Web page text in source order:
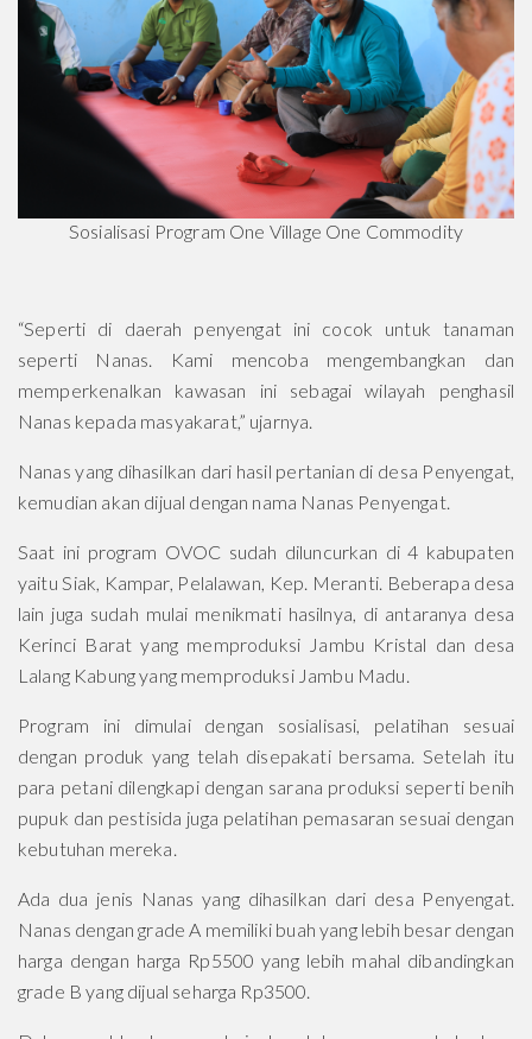
Sosialisasi Program One Village One Commodity
“Seperti di daerah penyengat ini cocok untuk tanaman
seperti Nanas. Kami mencoba mengembangkan dan
memperkenalkan kawasan ini sebagai wilayah penghasil
Nanas kepada masyakarat,” ujarnya.
Nanas yang dihasilkan dari hasil pertanian di desa Penyengat,
kemudian akan dijual dengan nama Nanas Penyengat.
Saat ini program OVOC sudah diluncurkan di 4 kabupaten
yaitu Siak, Kampar, Pelalawan, Kep. Meranti. Beberapa desa
lain juga sudah mulai menikmati hasilnya, di antaranya desa
Kerinci Barat yang memproduksi Jambu Kristal dan desa
Lalang Kabung yang memproduksi Jambu Madu.
Program ini dimulai dengan sosialisasi, pelatihan sesuai
dengan produk yang telah disepakati bersama. Setelah itu
para petani dilengkapi dengan sarana produksi seperti benih
pupuk dan pestisida juga pelatihan pemasaran sesuai dengan
kebutuhan mereka.
Ada dua jenis Nanas yang dihasilkan dari desa Penyengat.
Nanas dengan grade A memiliki buah yang lebih besar dengan
harga dengan harga Rp5500 yang lebih mahal dibandingkan
grade B yang dijual seharga Rp3500.